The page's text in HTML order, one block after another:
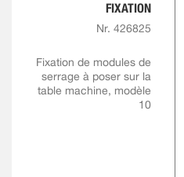
FIXATION
Nr. 426825
Fixation de modules de
serrage à poser sur la
table machine, modèle
10